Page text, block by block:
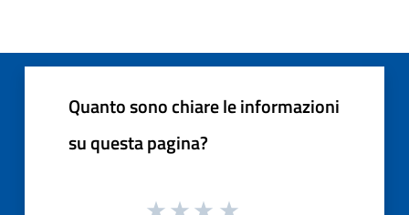
Quanto sono chiare le informazioni
su questa pagina?